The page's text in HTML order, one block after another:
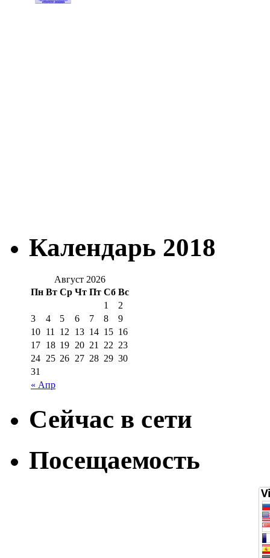
Календарь 2018
Август 2026
Пн Вт Ср Чт Пт Сб Вс
« Апр
1
2
3
4 5 6 7 8
9
10 11 12 13 14 15 16
17 18 19 20 21 22 23
24 25 26 27 28 29 30
31
Сейчас в сети
Посещаемость